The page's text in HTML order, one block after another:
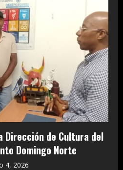
Dirección de Cultura del
Domingo Norte
4, 2026